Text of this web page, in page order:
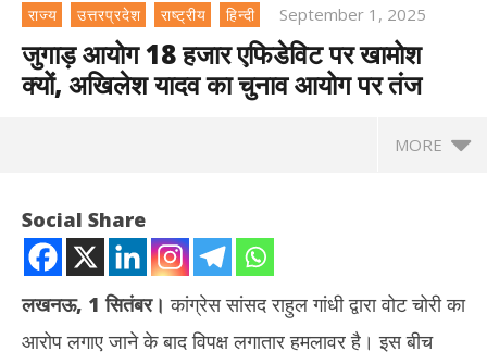
राज्य उत्तरप्रदेश राष्ट्रीय हिन्दी September 1, 2025
जुगाड़ आयोग 18 हजार एफिडेविट पर खामोश
क्यों, अखिलेश यादव का चुनाव आयोग पर तंज
MORE
Social Share
लखनऊ, 1 सितंबर। कांग्रेस सांसद राहुल गांधी द्वारा वोट चोरी का
आरोप लगाए जाने के बाद विपक्ष लगातार हमलावर है। इस बीच